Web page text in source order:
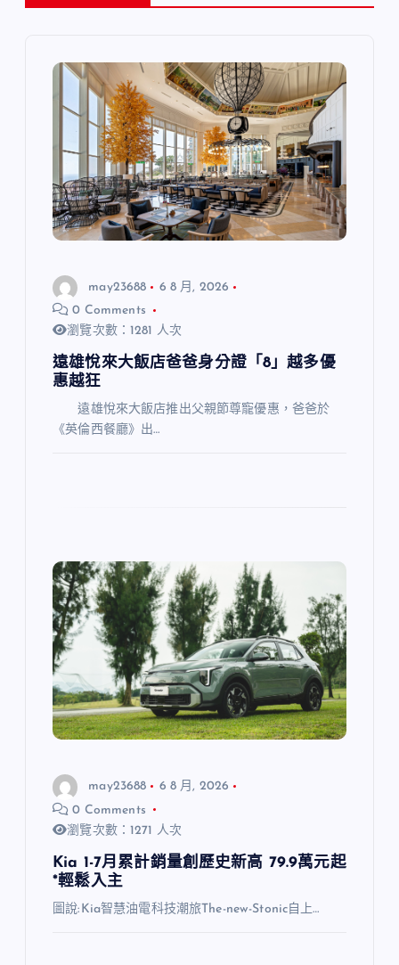
may23688
6 8 月, 2026
0 Comments
瀏覽次數：1281 人次
遠雄悅來大飯店爸爸身分證「8」越多優
惠越狂
遠雄悅來大飯店推出父親節尊寵優惠，爸爸於
《英倫西餐廳》出…
may23688
6 8 月, 2026
0 Comments
瀏覽次數：1271 人次
Kia 1-7月累計銷量創歷史新高 79.9萬元起
*輕鬆入主
圖說:Kia智慧油電科技潮旅The-new-Stonic自上…